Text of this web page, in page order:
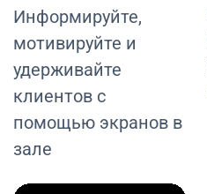
Информируйте,
мотивируйте и
удерживайте
клиентов с
помощью экранов в
зале